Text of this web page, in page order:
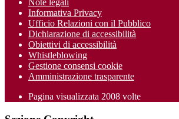
Note legali
Informativa Privacy
Ufficio Relazioni con il Pubblico
Dichiarazione di accessibilità
Obiettivi di accessibilità
Whistleblowing
Gestione consensi cookie
Amministrazione trasparente
Pagina visualizzata 2008 volte